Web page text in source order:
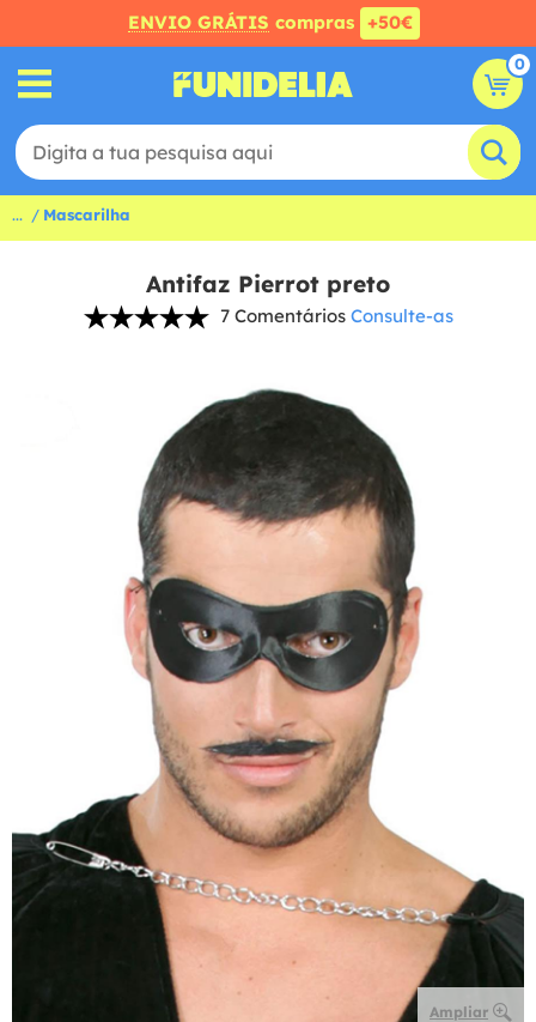
ENVIO GRÁTIS compras +50€
0
... Mascarilha
Antifaz Pierrot preto
7 Comentários Consulte-as
Ampliar